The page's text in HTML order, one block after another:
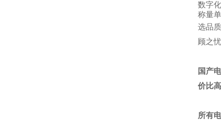
数字
称量
选品
顾之
国产
价比
所有